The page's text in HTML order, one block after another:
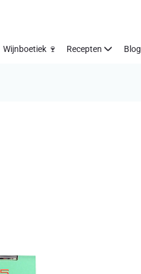
Wijnboetiek 🍷 Recepten Blog